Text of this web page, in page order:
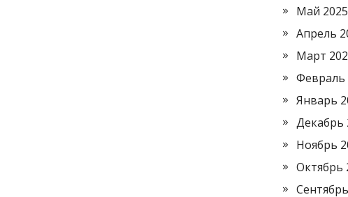
Май 2025
Апрель
Март
Февраль
Январь
Декабрь
Ноябрь
Октябрь